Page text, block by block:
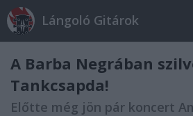
Lángoló Gitárok
A Barba Negrában
Tankcsapda!
Előtte még jön pár koncert